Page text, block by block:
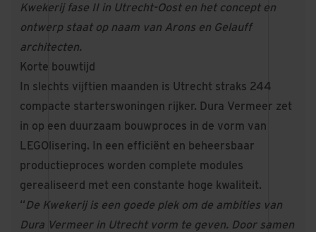
Kwekerij fase II in Utrecht-Oost en het concept en
ontwerp staat op naam van Arons en Gelauff
architecten.
Korte bouwtijd
In slechts vijftien maanden is Utrecht straks 244
compacte starterswoningen rijker. Dura Vermeer zet
in op een duurzaam bouwproces in de vorm van
LEGOlisering. In een efficiënt en beheersbaar
productieproces worden complete modules
gerealiseerd met een constante hoge kwaliteit.
“De Kwekerij is een goede plek om de ambities van
Dura Vermeer in Utrecht vorm te geven. Door samen